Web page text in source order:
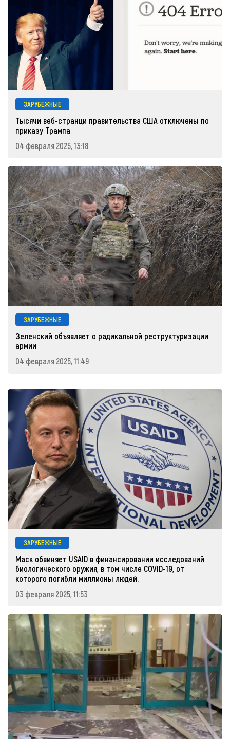
ЗАРУБЕЖНЫЕ
Тысячи веб-странци правительства США отключены по
приказу Трампа
04 февраля 2025, 13:18
ЗАРУБЕЖНЫЕ
Зеленский объявляет о радикальной реструктуризации
армии
04 февраля 2025, 11:49
ЗАРУБЕЖНЫЕ
Маск обвиняет USAID в финансировании исследований
биологического оружия, в том числе COVID-19, от
которого погибли миллионы людей.
03 февраля 2025, 11:53